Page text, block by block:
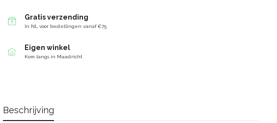
Gratis verzending
In NL voor bestellingen vanaf €75
Eigen winkel
Kom langs in Maastricht
Beschrijving